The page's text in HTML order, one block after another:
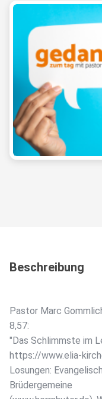
Beschreibung
Pastor Marc
8,57:
"Das Schlimmste im
https://www.elia-
Losungen:
Brüdergemeine